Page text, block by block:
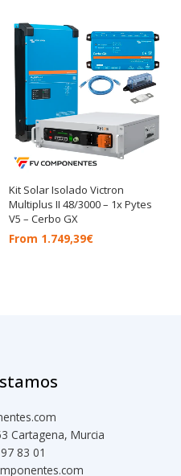
Kit Solar Isolado Victron
Multiplus II 48/3000 – 1x Pytes
V5 – Cerbo GX
From 1.749,39€
Cartagena, Murcia
83 01